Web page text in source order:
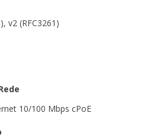
v2 (RFC3261)
10/100 Mbps cPoE